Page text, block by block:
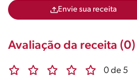
Envie sua receita
Avaliação da receita (0)
0 de 5